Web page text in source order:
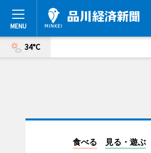
34°C
食べる 見る・遊ぶ